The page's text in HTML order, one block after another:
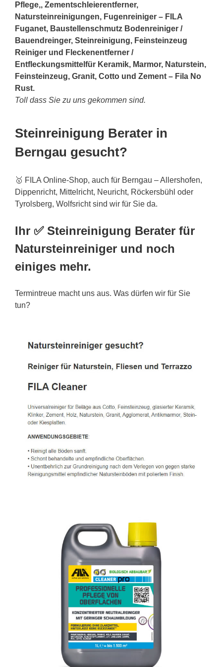
Pflege,, Zementschleierentferner,
Natursteinreinigungen, Fugenreiniger – FILA
Fuganet, Baustellenschmutz Bodenreiniger /
Bauendreinger, Steinreinigung, Feinsteinzeug
Reiniger und Fleckenentferner /
Entfleckungsmittelfür Keramik, Marmor, Naturstein,
Feinsteinzeug, Granit, Cotto und Zement – Fila No
Rust.
Toll dass Sie zu uns gekommen sind.
Steinreinigung Berater in
Berngau gesucht?
🥇 FILA Online-Shop, auch für Berngau – Allershofen,
Dippenricht, Mittelricht, Neuricht, Röckersbühl oder
Tyrolsberg, Wolfsricht sind wir für Sie da.
Ihr ✅ Steinreinigung Berater für
Natursteinreiniger und noch
einiges mehr.
Termintreue macht uns aus. Was dürfen wir für Sie
tun?